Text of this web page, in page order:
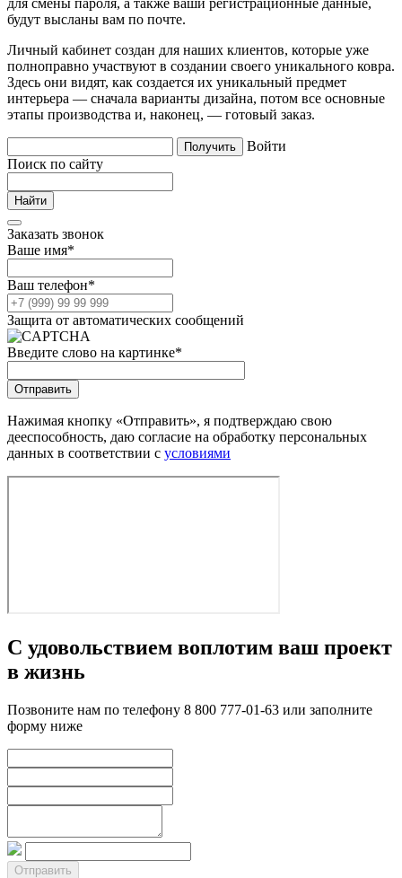
будут высланы вам по почте.
Личный кабинет создан для наших клиентов, которые уже
полноправно участвуют в создании своего уникального ковра.
Здесь они видят, как создается их уникальный предмет
интерьера — сначала варианты дизайна, потом все основные
этапы производства и, наконец, — готовый заказ.
Войти
Поиск по сайту
Заказать звонок
Ваше имя*
Ваш телефон*
Защита от автоматических сообщений
Введите слово на картинке*
Нажимая кнопку «Отправить», я подтверждаю свою
дееспособность, даю согласие на обработку персональных
данных в соответствии с условиями
С удовольствием воплотим ваш проект
в жизнь
Позвоните нам по телефону 8 800 777-01-63 или заполните
форму ниже